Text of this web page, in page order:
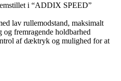
i “ADDIX SPEED”
lav rullemodstand, maksimalt
og fremragende holdbarhed
af dæktryk og mulighed for at